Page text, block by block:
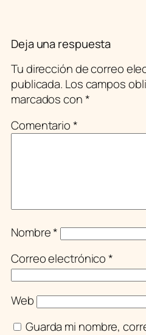
Deja una respuesta
Tu dirección de correo
publicada. Los campos
marcados con*
Comentario*
Nombre*
Correo electrónico*
Web
Guarda mi nombre,